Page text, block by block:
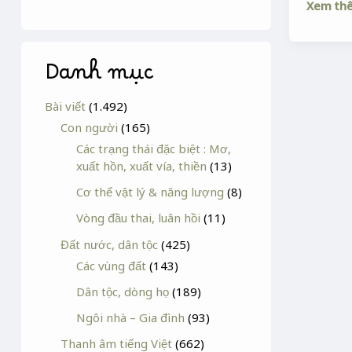
Danh mục
Bài viết (1.492)
Con người (165)
Các trạng thái đặc biệt : Mơ,
xuất hồn, xuất vía, thiền (13)
Cơ thể vật lý & năng lượng (8)
Vòng đầu thai, luân hồi (11)
Đất nước, dân tộc (425)
Các vùng đất (143)
Dân tộc, dòng họ (189)
Ngôi nhà – Gia đình (93)
Thanh âm tiếng Việt (662)
Xem